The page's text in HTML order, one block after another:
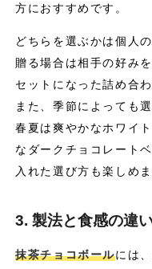
方におすすめです。
どちらを選ぶかは個人
贈る場合は相手の好み
セットになった詰め合
また、季節によっても
春夏は爽やかなホワイ
なダークチョコレート
入れた選び方も楽しめま
3. 製法と食感の違
抹茶チョコボールには